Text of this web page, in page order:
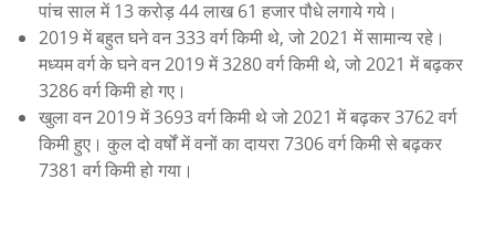
पांच साल में 13 करोड़ 44 लाख 61 हजार पौधे लगाये गये।
2019 में बहुत घने वन 333 वर्ग किमी थे, जो 2021 में सामान्य रहे।
मध्यम वर्ग के घने वन 2019 में 3280 वर्ग किमी थे, जो 2021 में बढ़कर
3286 वर्ग किमी हो गए।
खुला वन 2019 में 3693 वर्ग किमी थे जो 2021 में बढ़कर 3762 वर्ग
किमी हुए। कुल दो वर्षों में वनों का दायरा 7306 वर्ग किमी से बढ़कर
7381 वर्ग किमी हो गया।